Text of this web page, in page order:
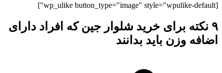
[wp_ulike button_type="image" style="wpulike-default"]
۹ نکته برای خرید شلوار جین که افراد دارای
اضافه وزن باید بدانند